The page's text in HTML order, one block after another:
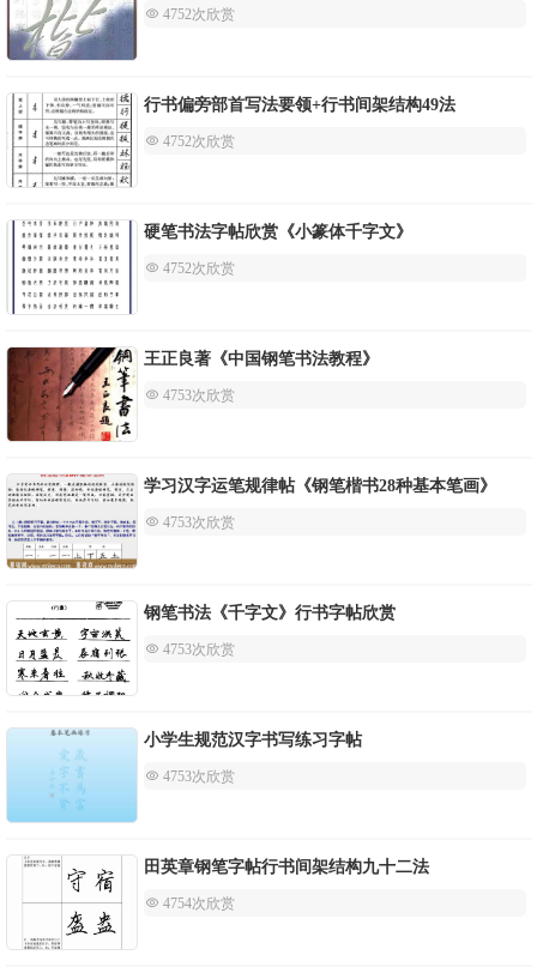
 4752次欣赏
行书偏旁部首写法要领+行书间架结构49法
 4752次欣赏
硬笔书法字帖欣赏《小篆体千字文》
 4752次欣赏
王正良著《中国钢笔书法教程》
 4753次欣赏
学习汉字运笔规律帖《钢笔楷书28种基本笔画》
 4753次欣赏
钢笔书法《千字文》行书字帖欣赏
 4753次欣赏
小学生规范汉字书写练习字帖
 4753次欣赏
田英章钢笔字帖行书间架结构九十二法
 4754次欣赏